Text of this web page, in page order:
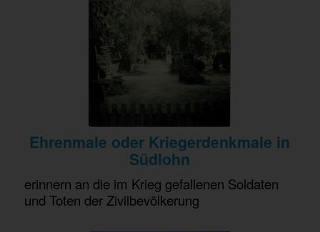
Ehrenmale oder Kriegerdenkmale in
Südlohn
erinnern an die im Krieg gefallenen Soldaten
und Toten der Zivilbevölkerung